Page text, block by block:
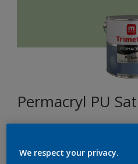
Permacryl PU
We respect your privacy.